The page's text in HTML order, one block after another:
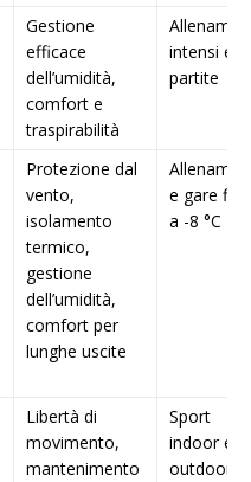
Gestione
efficace
dell’umidità,
comfort e
traspirabilità
intensi e
partite
Protezione dal
vento,
isolamento
termico,
gestione
dell’umidità,
comfort per
lunghe uscite
e gare fino
a -8 °C
Libertà di
movimento,
mantenimento
Sport
indoor e
outdoor